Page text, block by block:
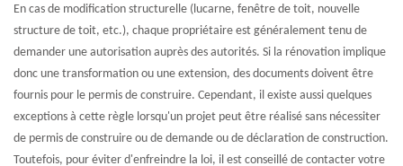
En cas de modification structurelle (lucarne, fenêtre de toit, nouvelle
structure de toit, etc.), chaque propriétaire est généralement tenu de
demander une autorisation auprès des autorités. Si la rénovation implique
donc une transformation ou une extension, des documents doivent être
fournis pour le permis de construire. Cependant, il existe aussi quelques
exceptions à cette règle lorsqu'un projet peut être réalisé sans nécessiter
de permis de construire ou de demande ou de déclaration de construction.
Toutefois, pour éviter d'enfreindre la loi, il est conseillé de contacter votre